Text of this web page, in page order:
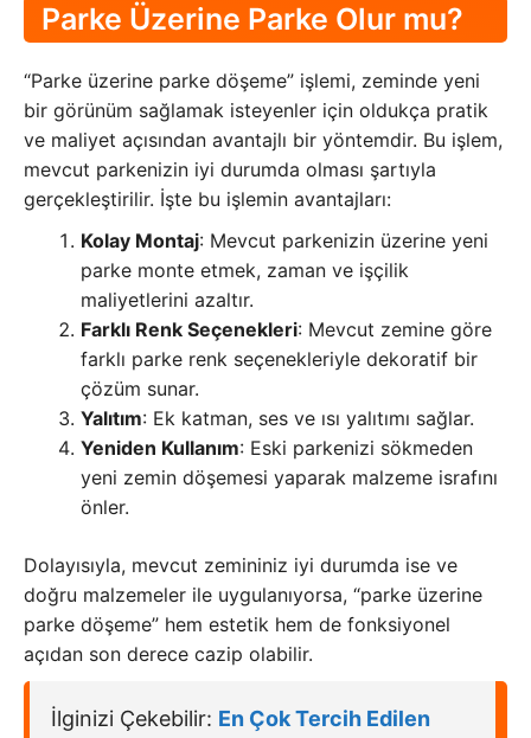
Parke Üzerine Parke Olur mu?
“Parke üzerine parke döşeme” işlemi, zeminde yeni
bir görünüm sağlamak isteyenler için oldukça pratik
ve maliyet açısından avantajlı bir yöntemdir. Bu işlem,
mevcut parkenizin iyi durumda olması şartıyla
gerçekleştirilir. İşte bu işlemin avantajları:
Kolay Montaj: Mevcut parkenizin üzerine yeni
parke monte etmek, zaman ve işçilik
maliyetlerini azaltır.
Farklı Renk Seçenekleri: Mevcut zemine göre
farklı parke renk seçenekleriyle dekoratif bir
çözüm sunar.
Yalıtım: Ek katman, ses ve ısı yalıtımı sağlar.
Yeniden Kullanım: Eski parkenizi sökmeden
yeni zemin döşemesi yaparak malzeme israfını
önler.
Dolayısıyla, mevcut zemininiz iyi durumda ise ve
doğru malzemeler ile uygulanıyorsa, “parke üzerine
parke döşeme” hem estetik hem de fonksiyonel
açıdan son derece cazip olabilir.
İlginizi Çekebilir: En Çok Tercih Edilen